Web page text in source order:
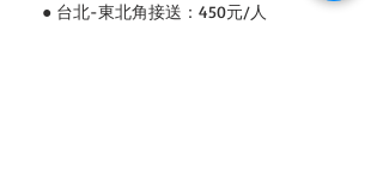
● 台北-東北角接送：450元/人